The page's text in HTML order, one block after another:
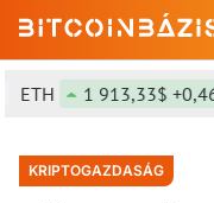
ETH 1 913,33$ +0,46%
KRIPTOGAZDASÁG